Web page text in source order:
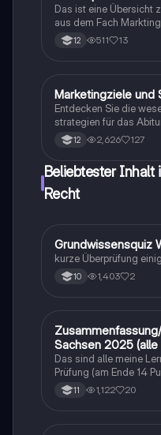
Das ist eine Übersicht
aus dem Fach
den Stoff für das
wirtschaft.
12 511 13
Wirtschaft und Recht
Marketingziele und
Entdecken Sie die
strategien für das
Zusammenfassung
Preisbildung,
Prüfungsvorbereitung
Marketingprozessen.
12 2,626 127
Beliebtester Inhalt
Recht
GWirtschaft und Recht
Grundwissensquiz
kurze Überprüfung
10 1,403 2
Wirtschaft und Recht
Sachsen 2025 (alle
Klasse)
Das sind alle meine
Prüfung (am Ende 14
Themen Medien,
Politik, Wirtschaft und
11 1,122 20